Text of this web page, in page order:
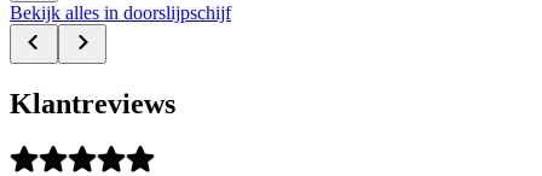
Bekijk alles in doorslijpschijf
Klantreviews